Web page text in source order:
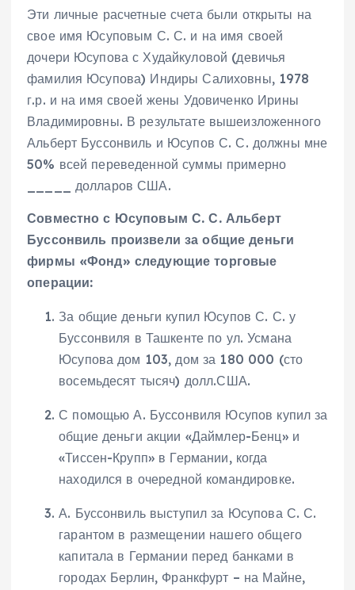
Эти личные расчетные счета были открыты на
свое имя Юсуповым С. С. и на имя своей
дочери Юсупова с Худайкуловой (девичья
фамилия Юсупова) Индиры Салиховны, 1978
г.р. и на имя своей жены Удовиченко Ирины
Владимировны. В результате вышеизложенного
Альберт Буссонвиль и Юсупов С. С. должны мне
50% всей переведенной суммы примерно
_____ долларов США.
Совместно с Юсуповым С. С. Альберт
Буссонвиль произвели заобщие деньги
фирмы «Фонд» следующие торговые
операции:
За общие деньги купил Юсупов С. С. у
Буссонвиля в Ташкенте по ул. Усмана
Юсупова дом 103, дом за 180 000 (сто
восемьдесят тысяч) долл.США.
С помощью А. Буссонвиля Юсупов купил за
общие деньги акции «Даймлер-Бенц» и
«Тиссен-Крупп» в Германии, когда
находился в очередной командировке.
А. Буссонвиль выступил за Юсупова С. С.
гарантом в размещении нашего общего
капитала в Германии перед банками в
городах Берлин, Франкфурт – на Майне,